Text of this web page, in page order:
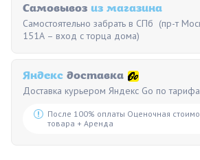
Самовывоз из магазина
Самостоятельно забрать в СПб (пр-т
151А – вход с торца дома)
Яндекс доставка
Доставка курьером Яндекс Go по
После 100% оплаты Оценочная
товара + Аренда